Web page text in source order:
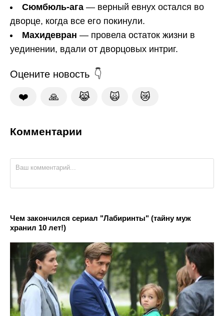
Сюмбюль-ага — верный евнух остался во
дворце, когда все его покинули.
Махидевран — провела остаток жизни в
уединении, вдали от дворцовых интриг.
Оцените новость
❤️ 🙏 😹 🙀 😿
Комментарии
Чем закончился сериал "Лабиринты" (тайну муж
хранил 10 лет!)